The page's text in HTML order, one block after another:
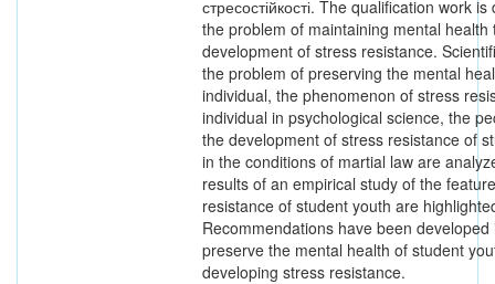
стресостійкості. The qualification work
the problem of maintaining mental health
development of stress resistance.
the problem of preserving the mental
individual, the phenomenon of stress
individual in psychological science, the
the development of stress resistance of
in the conditions of martial law are
results of an empirical study of the
resistance of student youth are
Recommendations have been
preserve the mental health of student
developing stress resistance.